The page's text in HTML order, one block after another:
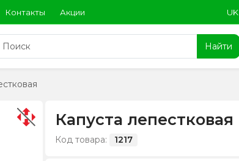
Контакты Акции UK
Найти
Капуста лепестковая
Код товара: 1217